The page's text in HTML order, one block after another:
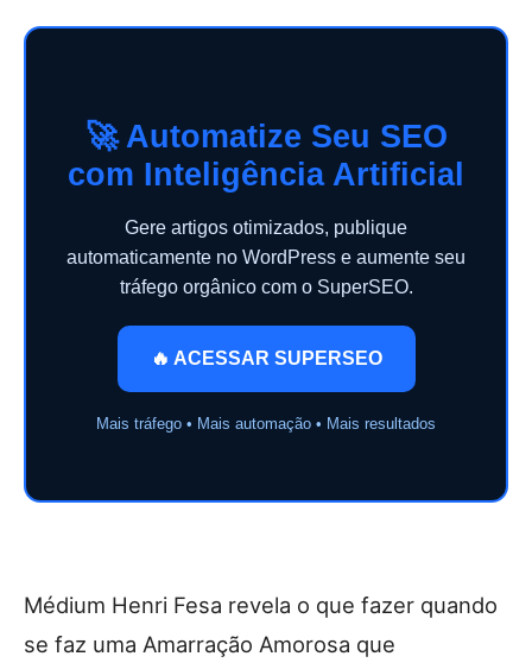
🚀 Automatize Seu SEO
com Inteligência Artificial
Gere artigos otimizados, publique
automaticamente no WordPress e aumente seu
tráfego orgânico com o SuperSEO.
🔥 ACESSAR SUPERSEO
Mais tráfego • Mais automação • Mais resultados
Médium Henri Fesa revela o que fazer quando
se faz uma Amarração Amorosa que